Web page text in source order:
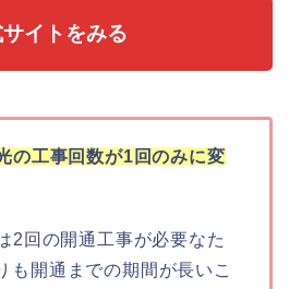
イトをみる
の工事回数が1回のみに変
2回の開通工事が必要なた
も開通までの期間が長いこ